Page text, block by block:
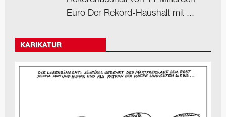
Euro Der Rekord-Haushalt mit ...
KARIKATUR